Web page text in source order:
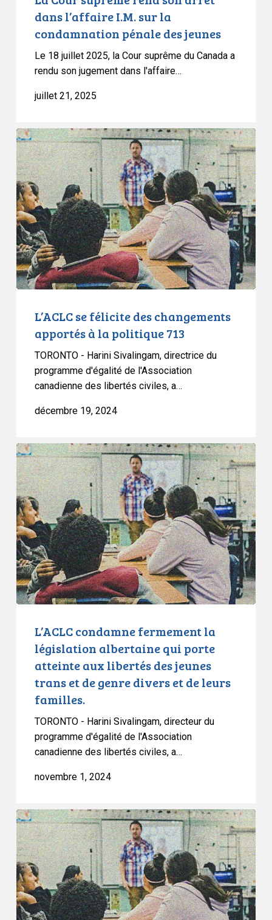
jeunes
dans l’affaire I.M. sur la
condamnation pénale des jeunes
Le 18 juillet 2025, la Cour suprême du Canada a
rendu son jugement dans l'affaire…
juillet 21, 2025
L’ACLC
se
félicite
des
changements
apportés
à
la
politique
713
L’ACLC se félicite des changements
apportés à la politique 713
TORONTO - Harini Sivalingam, directrice du
programme d'égalité de l'Association
canadienne des libertés civiles, a…
décembre 19, 2024
L’ACLC
condamne
fermement
la
législation
albertaine
qui
porte
atteinte
aux
libertés
jeunes
trans
genre
divers
familles.
L’ACLC condamne fermement la
législation albertaine qui porte
atteinte aux libertés des jeunes
trans et de genre divers et de leurs
familles.
TORONTO - Harini Sivalingam, directeur du
programme d'égalité de l'Association
canadienne des libertés civiles, a…
novembre 1, 2024
L’ACLC
se
réjouit
de
l’engagement
à
annuler